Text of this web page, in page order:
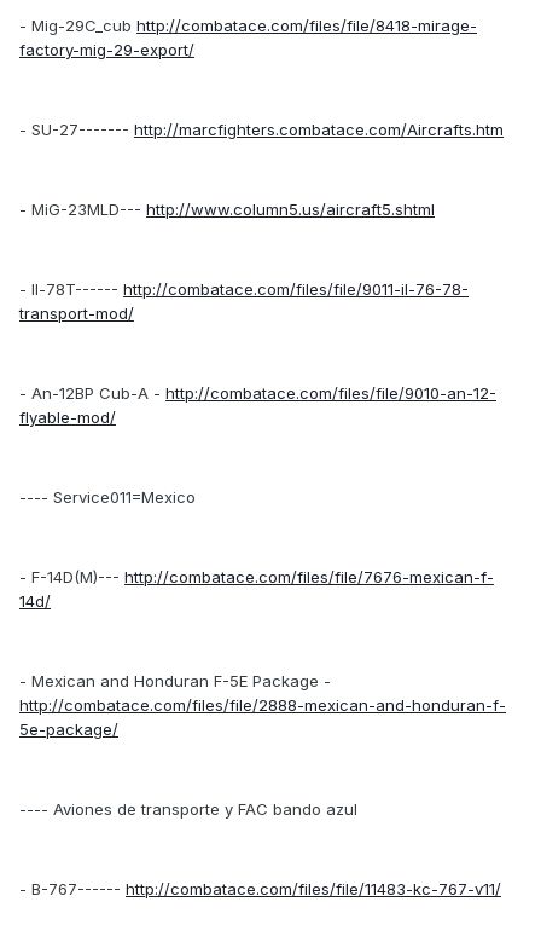
- Mig-29C_cub http://combatace.com/files/file/8418-mirage-
factory-mig-29-export/
- SU-27------- http://marcfighters.combatace.com/Aircrafts.htm
- MiG-23MLD--- http://www.column5.us/aircraft5.shtml
- Il-78T------ http://combatace.com/files/file/9011-il-76-78-
transport-mod/
- An-12BP Cub-A - http://combatace.com/files/file/9010-an-12-
flyable-mod/
---- Service011=Mexico
- F-14D(M)--- http://combatace.com/files/file/7676-mexican-f-
14d/
- Mexican and Honduran F-5E Package -
http://combatace.com/files/file/2888-mexican-and-honduran-f-
5e-package/
---- Aviones de transporte y FAC bando azul
- B-767------ http://combatace.com/files/file/11483-kc-767-v11/